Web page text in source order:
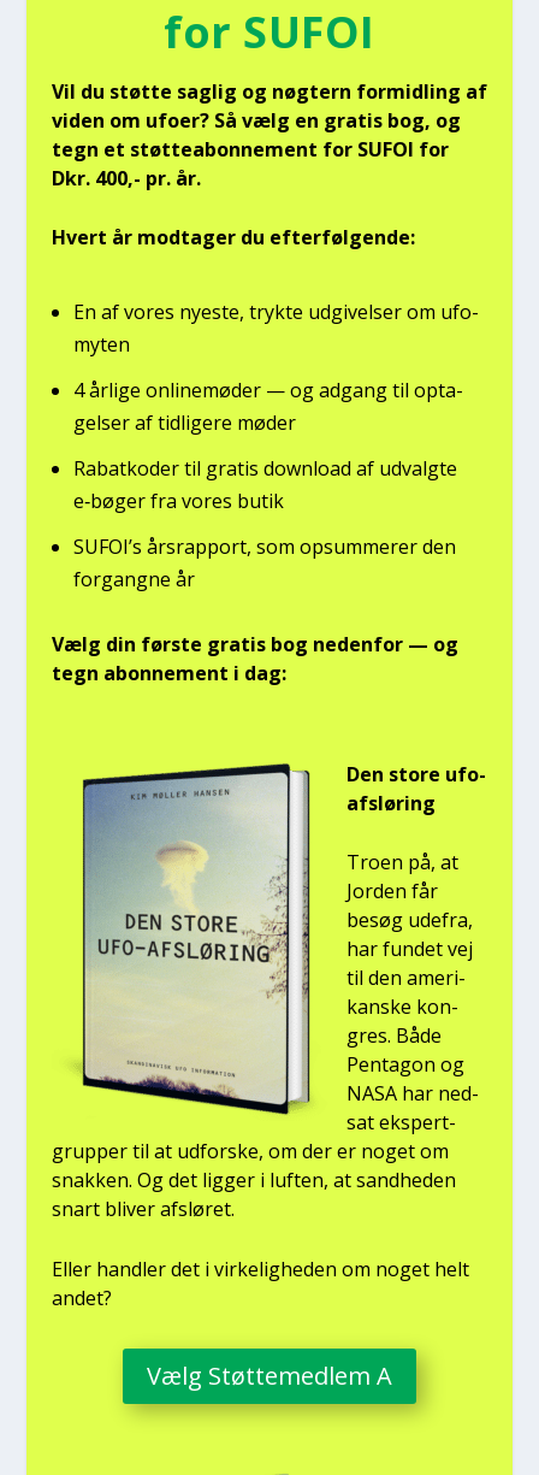
for SUFOI
Vil du støt­te sag­lig og nøg­tern for­mid­ling af
viden om ufo­er? Så vælg en gra­tis bog, og
tegn et støt­tea­bon­ne­ment for SUFOI for
Dkr. 400,- pr. år.
Hvert år mod­ta­ger du efter­føl­gen­de:
En af vores nye­ste, tryk­te udgi­vel­ser om ufo­
myten
4 årli­ge onli­ne­mø­der — og adgang til opta­
gel­ser af tid­li­ge­re møder
Rabat­ko­der til gra­tis down­lo­ad af udvalg­te
e‑bøger fra vores butik
SUFOI’s års­rap­port, som opsum­me­rer den
for­gang­ne år
Vælg din før­ste gra­tis bog neden­for — og
tegn abon­ne­ment i dag:
Den sto­re ufo-
afslø­ring
Tro­en på, at
Jor­den får
besøg ude­fra,
har fun­det vej
til den ame­ri­
kan­ske kon­
gres. Både
Pen­ta­gon og
NASA har ned­
sat eks­pert­
grup­per til at udfor­ske, om der er noget om
snak­ken. Og det lig­ger i luf­ten, at sand­he­den
snart bli­ver afslø­ret.
Eller hand­ler det i vir­ke­lig­he­den om noget helt
andet?
Vælg Støt­te­med­lem A